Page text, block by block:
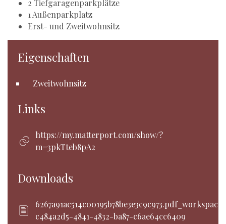
2 Tiefgaragenparkplätze
1 Außenparkplatz
Erst- und Zweitwohnsitz
Eigenschaften
Zweitwohnsitz
Links
https://my.matterport.com/show/?
m=3pkTteb8pA2
Downloads
c484a2d5-4841-4832-ba87-c6ae64cc6409